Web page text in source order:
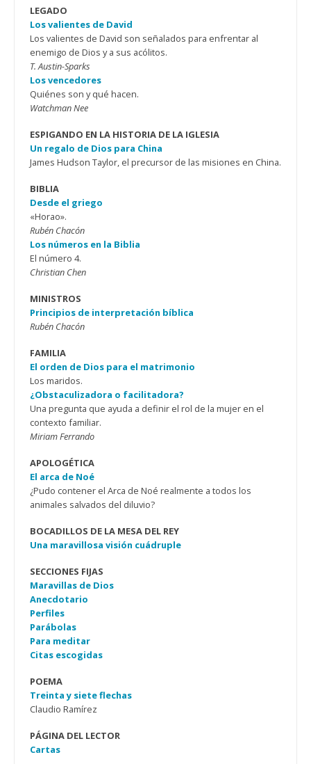
LEGADO
Los valientes de David
Los valientes de David son señalados para enfrentar al
enemigo de Dios y a sus acólitos.
T. Austin-Sparks
Los vencedores
Quiénes son y qué hacen.
Watchman Nee
ESPIGANDO EN LA HISTORIA DE LA IGLESIA
Un regalo de Dios para China
James Hudson Taylor, el precursor de las misiones en China.
BIBLIA
Desde el griego
«Horao».
Rubén Chacón
Los números en la Biblia
El número 4.
Christian Chen
MINISTROS
Principios de interpretación bíblica
Rubén Chacón
FAMILIA
El orden de Dios para el matrimonio
Los maridos.
¿Obstaculizadora o facilitadora?
Una pregunta que ayuda a definir el rol de la mujer en el
contexto familiar.
Miriam Ferrando
APOLOGÉTICA
El arca de Noé
¿Pudo contener el Arca de Noé realmente a todos los
animales salvados del diluvio?
BOCADILLOS DE LA MESA DEL REY
Una maravillosa visión cuádruple
SECCIONES FIJAS
Maravillas de Dios
Anecdotario
Perfiles
Parábolas
Para meditar
Citas escogidas
POEMA
Treinta y siete flechas
Claudio Ramírez
PÁGINA DEL LECTOR
Cartas